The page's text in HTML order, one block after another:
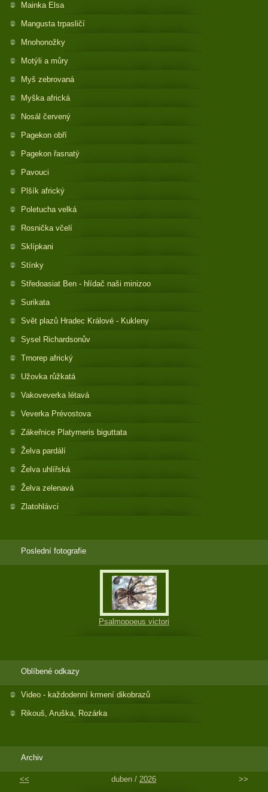
Mainka Elsa
Mangusta trpasličí
Mnohonožky
Motýli a můry
Myš zebrovaná
Myška africká
Nosál červený
Pagekon obří
Pagekon řasnatý
Pavouci
Plšík africký
Poletucha velká
Rosnička včelí
Sklípkani
Stínky
Středoasiat Ben - hlídač naši minizoo
Surikata
Svět plazů Hradec Králové - Kukleny
Sysel Richardsonův
Trnorep africký
Užovka růžkatá
Vakoveverka létavá
Veverka Prévostova
Zákeřnice Platymeris biguttata
Želva pardálí
Želva uhlířská
Želva zelenavá
Zlatohlávci
Poslední fotografie
Psalmopoeus victori
Oblíbené odkazy
Video - každodenní krmení dikobrazů
Rikouš, Aruška, Rozárka
Archiv
<< duben / 2026 >>